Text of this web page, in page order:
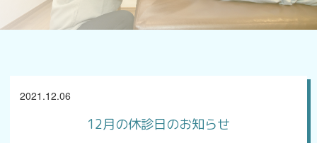
アクセス
2021.12.06
12月の休診日のお知らせ